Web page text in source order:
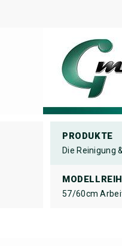
PRODUKTE
Die Reinigung
57/60cm